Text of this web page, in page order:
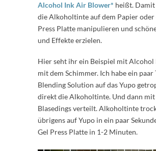
Alcohol Ink Air Blower* heißt.
die Alkoholtinte auf dem Papier oder
Press Platte manipulieren und
und Effekte erzielen.
Hier seht ihr ein Beispiel mit Alcohol
mit dem Schimmer. Ich habe ein paar
Blending Solution auf das Yupo
direkt die Alkoholtinte. Und dann mit
Blasedings verteilt. Alkoholtinte
übrigens auf Yupo in ein paar
Gel Press Platte in 1-2 Minuten.